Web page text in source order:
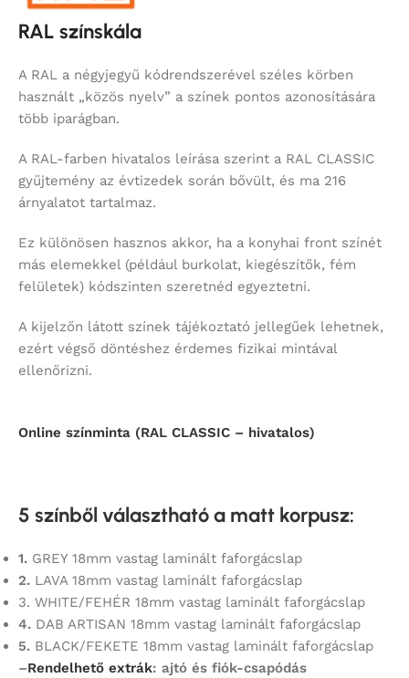
RAL színskála
A RAL a négyjegyű kódrendszerével széles körben
használt „közös nyelv” a színek pontos azonosítására
több iparágban.
A RAL-farben hivatalos leírása szerint a RAL CLASSIC
gyűjtemény az évtizedek során bővült, és ma 216
árnyalatot tartalmaz.
Ez különösen hasznos akkor, ha a konyhai front színét
más elemekkel (például burkolat, kiegészítők, fém
felületek) kódszinten szeretnéd egyeztetni.
A kijelzőn látott színek tájékoztató jellegűek lehetnek,
ezért végső döntéshez érdemes fizikai mintával
ellenőrizni.
Online színminta (RAL CLASSIC – hivatalos)
5 színből választható a matt korpusz:
1. GREY 18mm vastag laminált faforgácslap
2. LAVA 18mm vastag laminált faforgácslap
3. WHITE/FEHÉR 18mm vastag laminált faforgácslap
4. DAB ARTISAN 18mm vastag laminált faforgácslap
5. BLACK/FEKETE 18mm vastag laminált faforgácslap
–Rendelhető extrák: ajtó és fiók-csapódás